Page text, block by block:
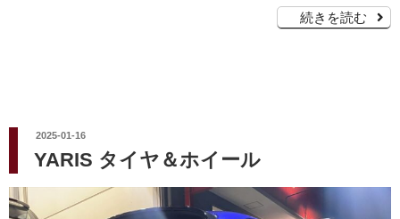
続きを読む
投
日:
2025-01-16
YARIS タイヤ＆ホイール